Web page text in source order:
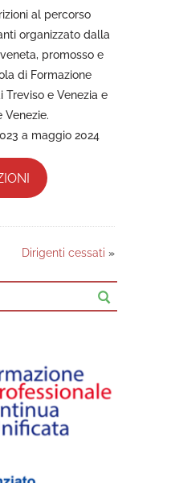
al percorso
organizzato dalla
promosso e
di Formazione
Treviso e Venezia e
Venezie.
a maggio 2024
Dirigenti cessati »